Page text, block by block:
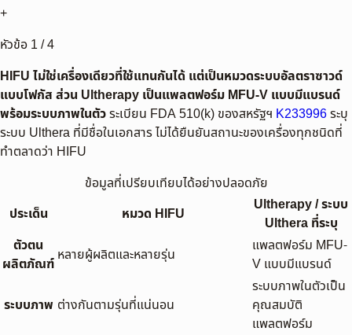
+
หัวข้อ 1/4
HIFU ไม่ใช่เครื่องเดียวที่ใช้แทนกันได้ แต่เป็นหมวดระบบอัลตราซาวด์
แบบโฟกัส ส่วน Ultherapy เป็นแพลตฟอร์ม MFU-V แบบมีแบรนด์
พร้อมระบบภาพในตัวระเบียน FDA 510(k) ของสหรัฐฯ K233996ระบุ
ระบบ Ulthera ที่มีชื่อในเอกสาร ไม่ได้ยืนยันสถานะของเครื่องทุกชนิดที่
ทำตลาดว่า HIFU
ข้อมูลที่เปรียบเทียบได้อย่างปลอดภัย
ประเด็น
หมวด HIFU
Ultherapy / ระบบ
Ulthera ที่ระบุ
ตัวตน
ผลิตภัณฑ์ หลายผู้ผลิตและหลายรุ่น
แพลตฟอร์ม MFU-
V แบบมีแบรนด์
ระบบภาพ ต่างกันตามรุ่นที่แน่นอน
ระบบภาพในตัวเป็น
คุณสมบัติ
แพลตฟอร์ม